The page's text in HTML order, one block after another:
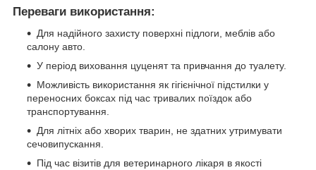
Переваги використання:
Для надійного захисту поверхні підлоги, меблів або
салону авто.
У період виховання цуценят та привчання до туалету.
Можливість використання як гігієнічної підстилки у
переносних боксах під час тривалих поїздок або
транспортування.
Для літніх або хворих тварин, не здатних утримувати
сечовипускання.
Під час візитів для ветеринарного лікаря в якості